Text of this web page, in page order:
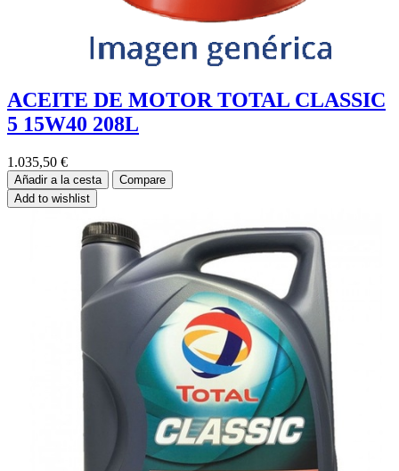
ACEITE DE MOTOR TOTAL CLASSIC
5 15W40 208L
1.035,50 €
Añadir a la cesta
Compare
Add to wishlist